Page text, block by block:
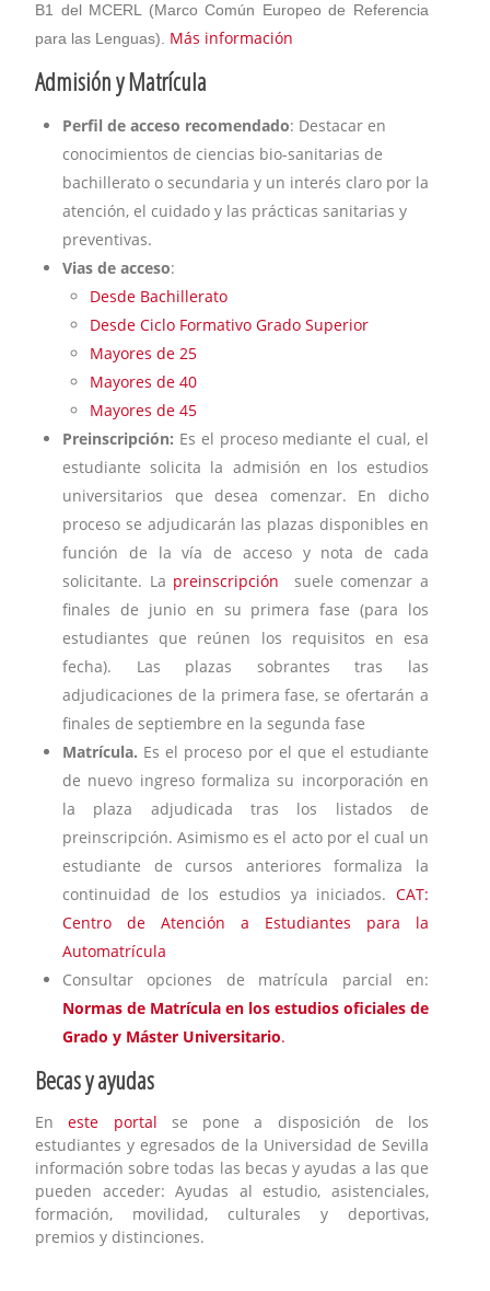
B1 del MCERL (Marco Común Europeo de Referencia
para las Lenguas).
Más información
Admisión y Matrícula
Perfil de acceso recomendado: Destacar en
conocimientos de ciencias bio-sanitarias de
bachillerato o secundaria y un interés claro por la
atención, el cuidado y las prácticas sanitarias y
preventivas.
Vias de acceso:
Desde Bachillerato
Desde Ciclo Formativo Grado Superior
Mayores de 25
Mayores de 40
Mayores de 45
Preinscripción: Es el proceso mediante el cual, el
estudiante solicita la admisión en los estudios
universitarios que desea comenzar. En dicho
proceso se adjudicarán las plazas disponibles en
función de la vía de acceso y nota de cada
solicitante. La preinscripción suele comenzar a
finales de junio en su primera fase (para los
estudiantes que reúnen los requisitos en esa
fecha). Las plazas sobrantes tras las
adjudicaciones de la primera fase, se ofertarán a
finales de septiembre en la segunda fase
Matrícula. Es el proceso por el que el estudiante
de nuevo ingreso formaliza su incorporación en
la plaza adjudicada tras los listados de
preinscripción. Asimismo es el acto por el cual un
estudiante de cursos anteriores formaliza la
continuidad de los estudios ya iniciados. CAT:
Centro de Atención a Estudiantes para la
Automatrícula
Consultar opciones de matrícula parcial en:
Normas de Matrícula en los estudios oficiales de
Grado y Máster Universitario.
Becas y ayudas
Eneste portal se pone a disposición de los
estudiantes y egresados de la Universidad de Sevilla
información sobre todas las becas y ayudas a las que
pueden acceder: Ayudas al estudio, asistenciales,
formación, movilidad, culturales y deportivas,
premios y distinciones.